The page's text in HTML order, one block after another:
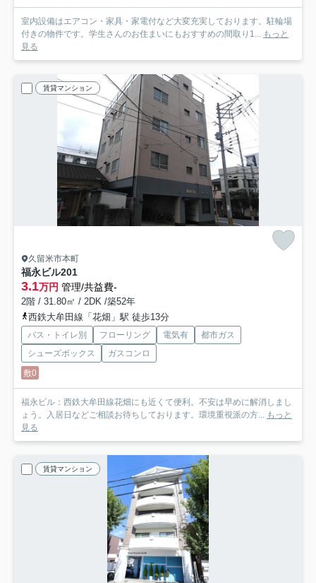
室内設備はエアコン・家具・家電付など大変充実しております。駐輪場
付きの物件です。学生さんのお住まいにもおすすめの間取り1...
もっと
見る
賃貸マンション
久留米市本町
福永ビル201
3.1万円 管理/共益費-
2階 / 31.80㎡ / 2DK /築52年
西鉄大牟田線「花畑」駅 徒歩13分
バス・トイレ別 フローリング 電気有
都市ガス
シューズボックス
ガスコンロ
敷0
福永ビル：西鉄大牟田線花畑にも近くて便利。不安は早めに解消しまし
ょう。入居日などご相談お待ちしております。環境重視派の方...
もっと
見る
賃貸マンション